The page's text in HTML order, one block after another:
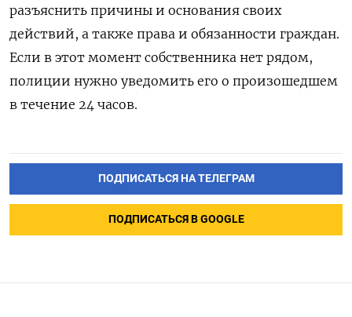
разъяснить причины и основания своих
действий, а также права и обязанности граждан.
Если в этот момент собственника нет рядом,
полиции нужно уведомить его о произошедшем
в течение 24 часов.
ПОДПИСАТЬСЯ НА ТЕЛЕГРАМ
ПОДПИСАТЬСЯ В GOOGLE